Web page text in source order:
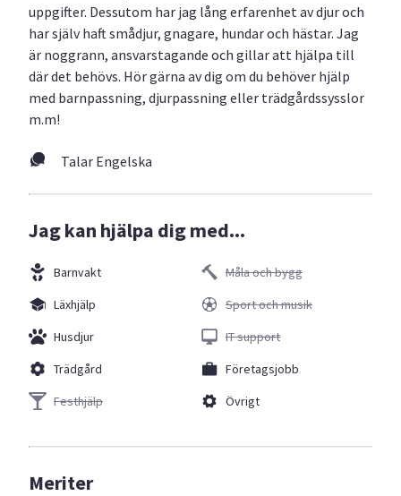
uppgifter. Dessutom har jag lång erfarenhet av djur och
har själv haft smådjur, gnagare, hundar och hästar. Jag
är noggrann, ansvarstagande och gillar att hjälpa till
där det behövs. Hör gärna av dig om du behöver hjälp
med barnpassning, djurpassning eller trädgårdssysslor
m.m!
Talar Engelska
Jag kan hjälpa dig med...
Barnvakt
Läxhjälp
Husdjur
Trädgård
Festhjälp
Måla och bygg
Sport och musik
IT support
Företagsjobb
Övrigt
Meriter